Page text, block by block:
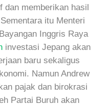
dan memberikan hasil
itu Menteri
Inggris Raya
investasi Jepang akan
baru sekaligus
Namun Andrew
pajak dan birokrasi
Partai Buruh akan